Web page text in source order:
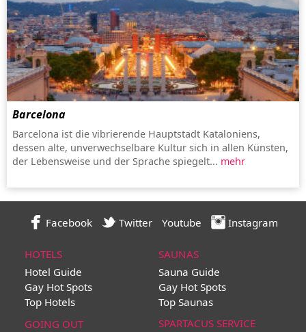
Barcelona
Barcelona ist die vibrierende Hauptstadt Kataloniens,
dessen alte, unverwechselbare Kultur sich in allen Künsten,
der Lebensweise und der Sprache spiegelt... mehr
Facebook Twitter Youtube Instagram
HOTELS
Hotel Guide
Gay Hot Spots
Top Hotels
SAUNAS
Sauna Guide
Gay Hot Spots
Top Saunas
GOING OUT
SPARTACUS SERVICE